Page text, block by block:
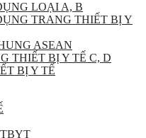
LOẠI A, B
TRANG THIẾT BỊ Y
ASEAN
THIẾT BỊ Y TẾ C, D
BỊ Y TẾ